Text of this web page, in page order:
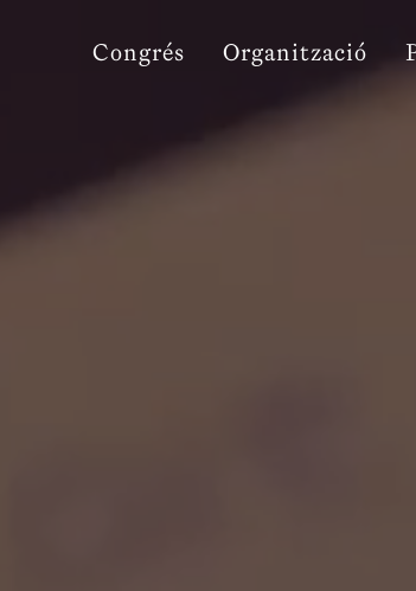
Congrés Organització